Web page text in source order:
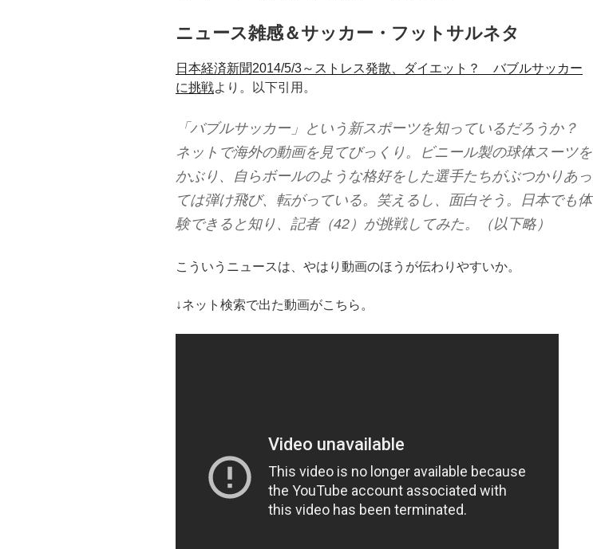
ニュース雑感＆サッカー・フットサルネタ
日本経済新聞2014/5/3～ストレス発散、ダイエット？ バブルサッカー
に挑戦より。以下引用。
「バブルサッカー」という新スポーツを知っているだろうか？
ネットで海外の動画を見てびっくり。ビニール製の球体スーツを
かぶり、自らボールのような格好をした選手たちがぶつかりあっ
ては弾け飛び、転がっている。笑えるし、面白そう。日本でも体
験できると知り、記者（42）が挑戦してみた。（以下略）
こういうニュースは、やはり動画のほうが伝わりやすいか。
↓ネット検索で出た動画がこちら。